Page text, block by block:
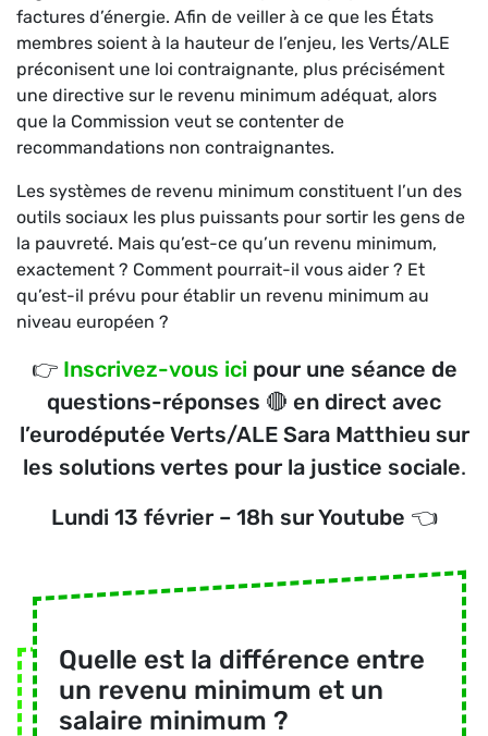
factures d’énergie. Afin de veiller à ce que les États
membres soient à la hauteur de l’enjeu, les Verts/ALE
préconisent une loi contraignante, plus précisément
une directive sur le revenu minimum adéquat, alors
que la Commission veut se contenter de
recommandations non contraignantes.
Les systèmes de revenu minimum constituent l’un des
outils sociaux les plus puissants pour sortir les gens de
la pauvreté. Mais qu’est-ce qu’un revenu minimum,
exactement ? Comment pourrait-il vous aider ? Et
qu’est-il prévu pour établir un revenu minimum au
niveau européen ?
👉 Inscrivez-vous ici pour une séance de
questions-réponses 🔴 en direct avec
l’eurodéputée Verts/ALE Sara Matthieu sur
les solutions vertes pour la justice sociale.
Lundi 13 février – 18h sur Youtube 👈
Quelle est la différence entre
un revenu minimum et un
salaire minimum ?